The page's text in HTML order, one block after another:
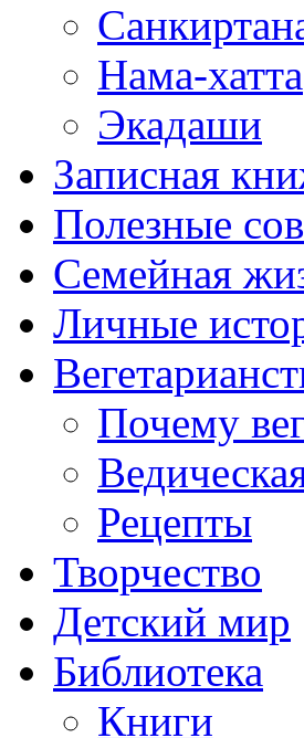
Нама-хатта
Экадаши
Записная
Полезные
Семейная
Личные
Почему
Рецепты
Творчество
Детский мир
Библиотека
Книги